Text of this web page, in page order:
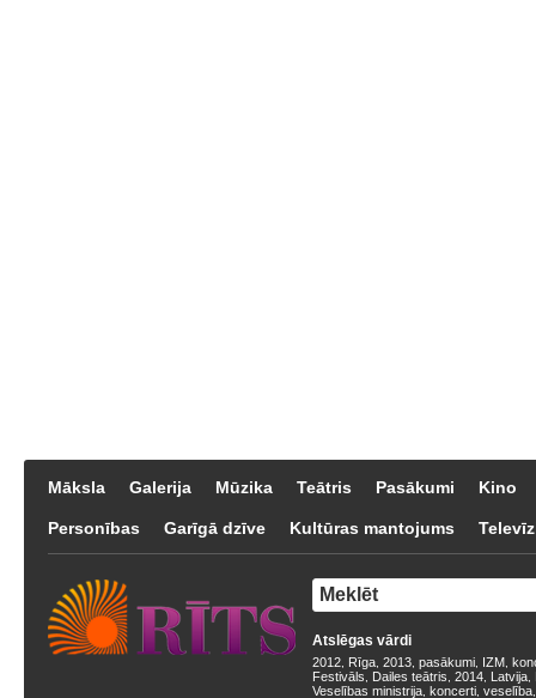
Māksla Galerija Mūzika Teātris Pasākumi Kino
Personības Garīgā dzīve Kultūras mantojums
Atslēgas vārdi
2012 Rīga 2013 pasākumi IZM
Festivāls
Dailes teātris 2014 Latvija
Veselības ministrija koncerti veselība